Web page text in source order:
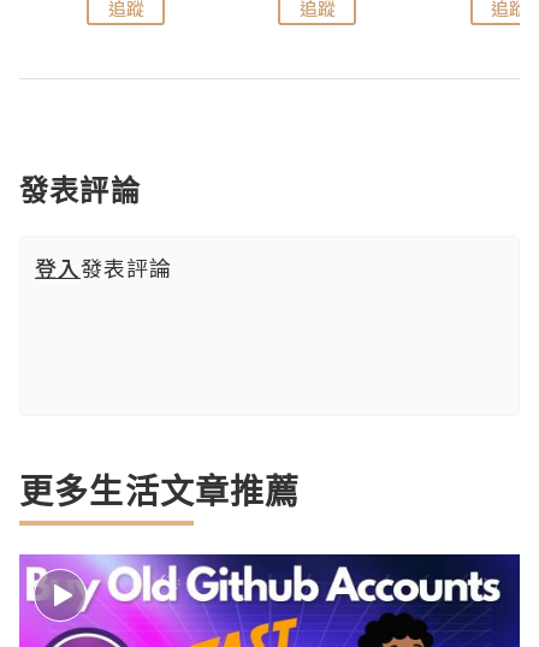
追蹤 追蹤 追蹤
發表評論
登入發表評論
更多生活文章推薦